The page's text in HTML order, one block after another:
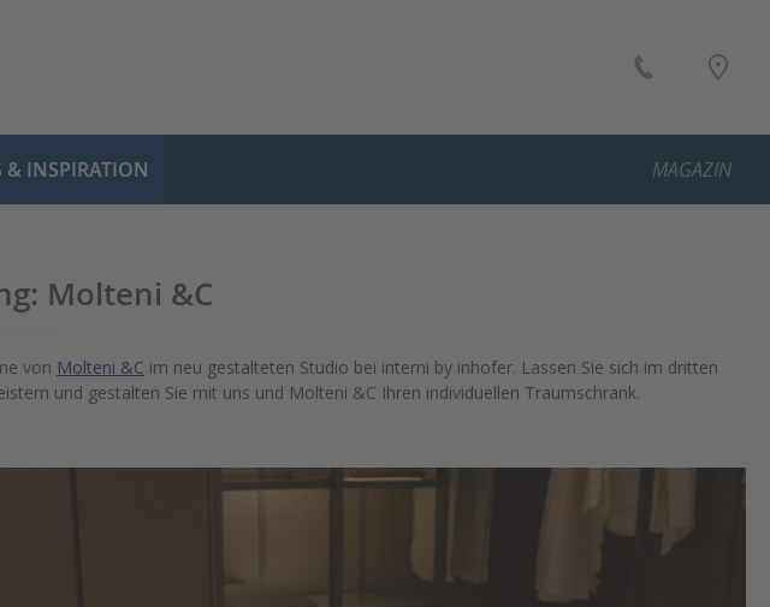
& INSPIRATION MAGAZIN
Molteni &C
von Molteni &C im neu gestalteten Studio bei interni by inhofer. Lassen Sie sich im dritten
und gestalten Sie mit uns und Molteni &C Ihren individuellen Traumschrank.